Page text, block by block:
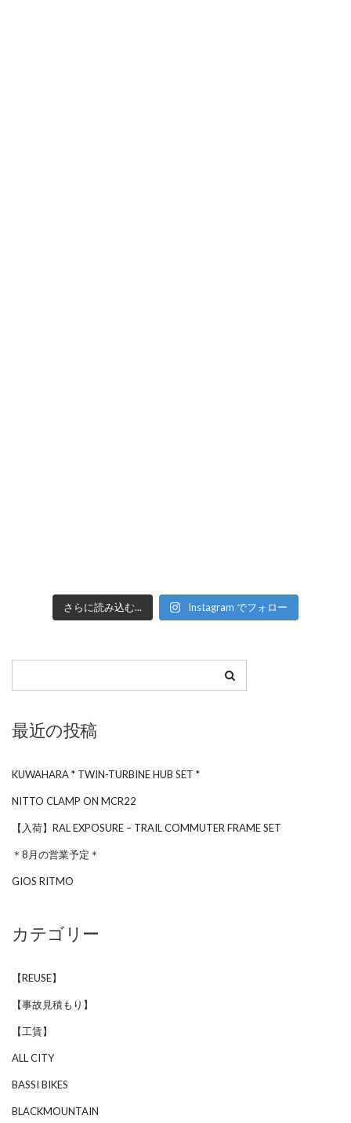
さらに読み込む... Instagram でフォロー
最近の投稿
KUWAHARA * TWIN-TURBINE HUB SET *
NITTO CLAMP ON MCR22
【入荷】RAL EXPOSURE – TRAIL COMMUTER FRAME SET
＊8月の営業予定＊
GIOS RITMO
カテゴリー
【REUSE】
【事故見積もり】
【工賃】
ALL CITY
BASSI BIKES
BLACKMOUNTAIN